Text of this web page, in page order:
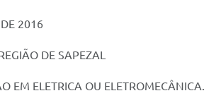
2016
DE SAPEZAL
EM ELETRICA OU ELETROMECÂNICA.